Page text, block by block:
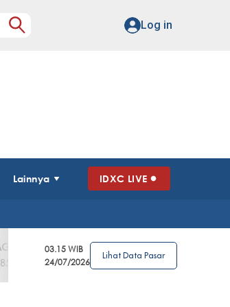
Log in
Lainnya IDXC LIVE
3.39%
AGRO
4
2.63%
0%
03.15 WIB
24/07/2026
Lihat Data Pasar